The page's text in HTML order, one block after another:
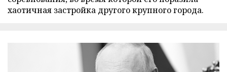
хаотичная застройка другого крупного города.